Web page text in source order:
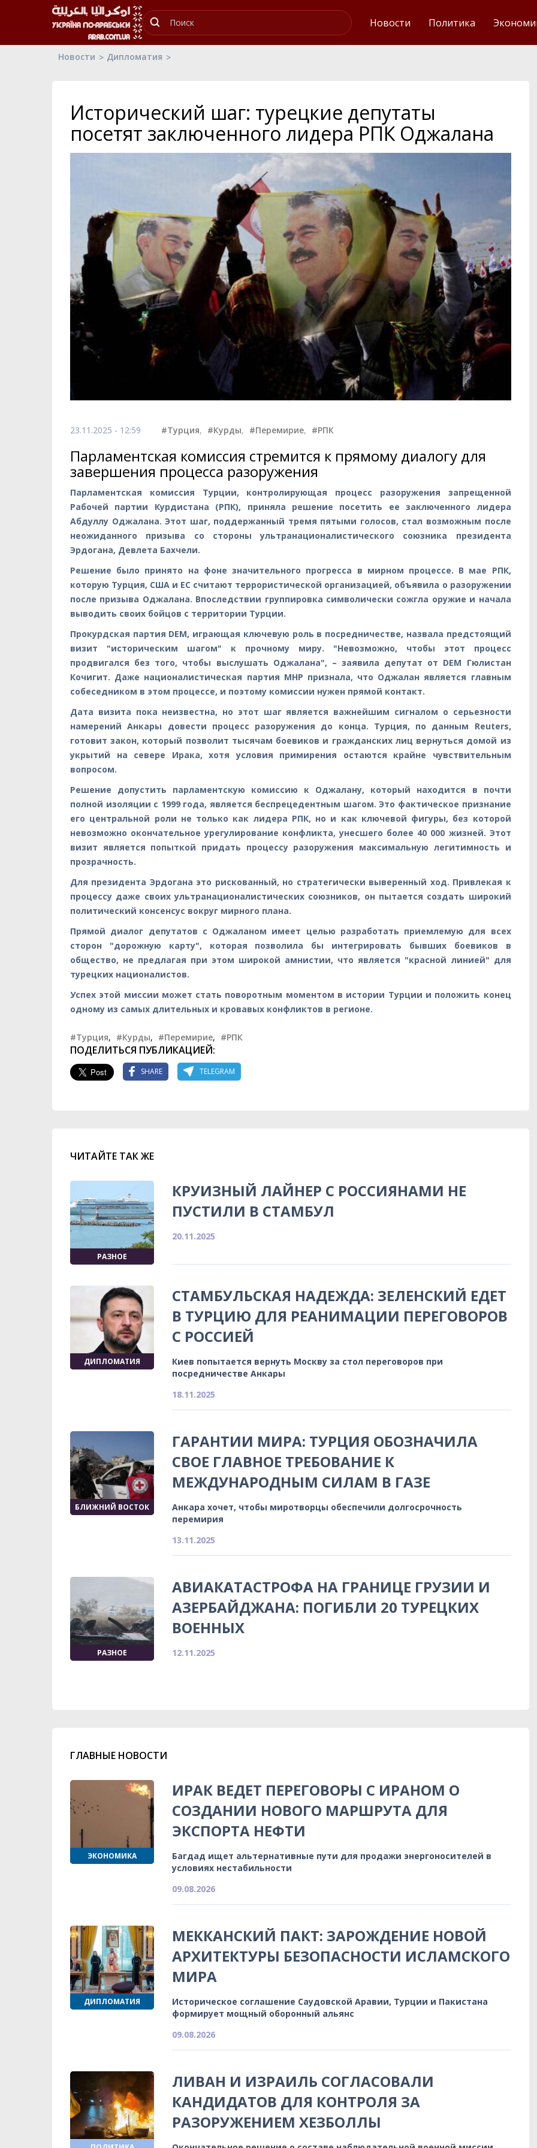
Новости Политика
Новости Дипломатия
Исторический шаг: турецкие депутаты
посетят заключенного лидера РПК Оджалана
23.11.2025 - 12:59 #Турция, #Курды, #Перемирие, #РПК
Парламентская комиссия стремится к прямому диалогу для
завершения процесса разоружения
Парламентская комиссия Турции, контролирующая процесс разоружения запрещенной
Рабочей партии Курдистана (РПК), приняла решение посетить ее заключенного лидера
Абдуллу Оджалана. Этот шаг, поддержанный тремя пятыми голосов, стал возможным после
неожиданного призыва со стороны ультранационалистического союзника президента
Эрдогана, Девлета Бахчели.
Решение было принято на фоне значительного прогресса в мирном процессе. В мае РПК,
которую Турция, США и ЕС считают террористической организацией, объявила о разоружении
после призыва Оджалана. Впоследствии группировка символически сожгла оружие и начала
выводить своих бойцов с территории Турции.
Прокурдская партия DEM, играющая ключевую роль в посредничестве, назвала предстоящий
визит "историческим шагом" к прочному миру. "Невозможно, чтобы этот процесс
продвигался без того, чтобы выслушать Оджалана", – заявила депутат от DEM Гюлистан
Кочигит. Даже националистическая партия MHP признала, что Оджалан является главным
собеседником в этом процессе, и поэтому комиссии нужен прямой контакт.
Дата визита пока неизвестна, но этот шаг является важнейшим сигналом о серьезности
намерений Анкары довести процесс разоружения до конца. Турция, по данным Reuters,
готовит закон, который позволит тысячам боевиков и гражданских лиц вернуться домой из
укрытий на севере Ирака, хотя условия примирения остаются крайне чувствительным
вопросом.
Решение допустить парламентскую комиссию к Оджалану, который находится в почти
полной изоляции с 1999 года, является беспрецедентным шагом. Это фактическое признание
его центральной роли не только как лидера РПК, но и как ключевой фигуры, без которой
невозможно окончательное урегулирование конфликта, унесшего более 40 000 жизней. Этот
визит является попыткой придать процессу разоружения максимальную легитимность и
прозрачность.
Для президента Эрдогана это рискованный, но стратегически выверенный ход. Привлекая к
процессу даже своих ультранационалистических союзников, он пытается создать широкий
политический консенсус вокруг мирного плана.
Прямой диалог депутатов с Оджаланом имеет целью разработать приемлемую для всех
сторон "дорожную карту", которая позволила бы интегрировать бывших боевиков в
общество, не предлагая при этом широкой амнистии, что является "красной линией" для
турецких националистов.
Успех этой миссии может стать поворотным моментом в истории Турции и положить конец
одному из самых длительных и кровавых конфликтов в регионе.
#Турция, #Курды, #Перемирие, #РПК
ПОДЕЛИТЬСЯ ПУБЛИКАЦИЕЙ:
SHARE TELEGRAM
ЧИТАЙТЕ ТАК ЖЕ
РАЗНОЕ
КРУИЗНЫЙ ЛАЙНЕР С РОССИЯНАМИ НЕ
ПУСТИЛИ В СТАМБУЛ
20.11.2025
ДИПЛОМАТИЯ
СТАМБУЛЬСКАЯ НАДЕЖДА: ЗЕЛЕНСКИЙ ЕДЕТ
В ТУРЦИЮ ДЛЯ РЕАНИМАЦИИ ПЕРЕГОВОРОВ
С РОССИЕЙ
Киев попытается вернуть Москву за стол переговоров при
посредничестве Анкары
18.11.2025
БЛИЖНИЙ ВОСТОК
ГАРАНТИИ МИРА: ТУРЦИЯ ОБОЗНАЧИЛА
СВОЕ ГЛАВНОЕ ТРЕБОВАНИЕ К
МЕЖДУНАРОДНЫМ СИЛАМ В ГАЗЕ
Анкара хочет, чтобы миротворцы обеспечили долгосрочность
перемирия
13.11.2025
РАЗНОЕ
АВИАКАТАСТРОФА НА ГРАНИЦЕ ГРУЗИИ И
АЗЕРБАЙДЖАНА: ПОГИБЛИ 20 ТУРЕЦКИХ
ВОЕННЫХ
12.11.2025
ГЛАВНЫЕ НОВОСТИ
ЭКОНОМИКА
ИРАК ВЕДЕТ ПЕРЕГОВОРЫ С ИРАНОМ О
СОЗДАНИИ НОВОГО МАРШРУТА ДЛЯ
ЭКСПОРТА НЕФТИ
Багдад ищет альтернативные пути для продажи энергоносителей в
условиях нестабильности
09.08.2026
ДИПЛОМАТИЯ
МЕККАНСКИЙ ПАКТ: ЗАРОЖДЕНИЕ НОВОЙ
АРХИТЕКТУРЫ БЕЗОПАСНОСТИ ИСЛАМСКОГО
МИРА
Историческое соглашение Саудовской Аравии, Турции и Пакистана
формирует мощный оборонный альянс
09.08.2026
ЛИВАН И ИЗРАИЛЬ СОГЛАСОВАЛИ
КАНДИДАТОВ ДЛЯ КОНТРОЛЯ ЗА
РАЗОРУЖЕНИЕМ ХЕЗБОЛЛЫ